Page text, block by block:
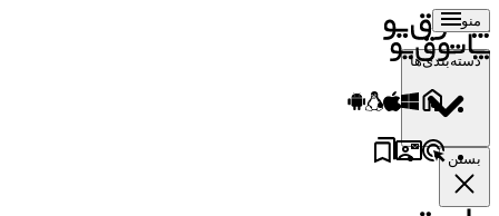
منو
دسته‌بندی‌ها
بستن